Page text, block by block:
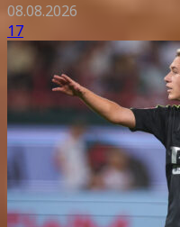
08.08.2026
17